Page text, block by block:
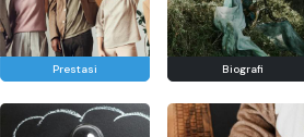
Prestasi Biografi